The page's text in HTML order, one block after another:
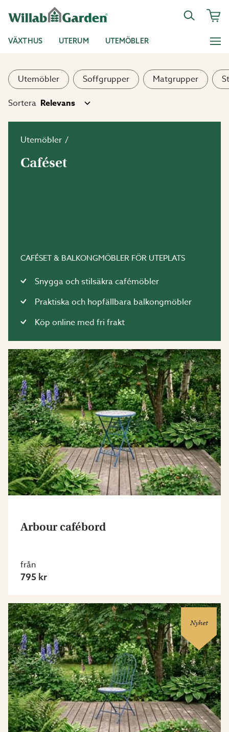
VÄXTHUS UTERUM UTEMÖBLER
Utemöbler Soffgrupper Matgrupper
Sortera
Utemöbler
Caféset
CAFÉSET & BALKONGMÖBLER FÖR UTEPLATS
Snygga och stilsäkra cafémöbler
Praktiska och hopfällbara balkongmöbler
Köp online med fri frakt
Arbour cafébord
från
795 kr
Nyhet